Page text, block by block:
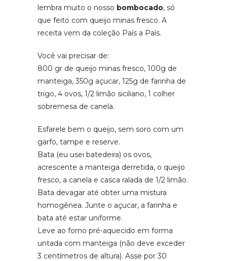
lembra muito o nosso bombocado, só
que feito com queijo minas fresco. A
receita vem da coleção País a País.
Você vai precisar de:
800 gr de queijo minas fresco, 100g de
manteiga, 350g açucar, 125g de farinha de
trigo, 4 ovos, 1/2 limão siciliano, 1 colher
sobremesa de canela.
Esfarele bem o queijo, sem soro com um
garfo, tampe e reserve.
Bata (eu usei batedeira) os ovos,
acrescente a manteiga derretida, o queijo
fresco, a canela e casca ralada de 1/2 limão.
Bata devagar até obter uma mistura
homogênea. Junte o açucar, a farinha e
bata até estar uniforme.
Leve ao forno pré-aquecido em forma
untada com manteiga (não deve exceder
3 centímetros de altura). Asse por 30